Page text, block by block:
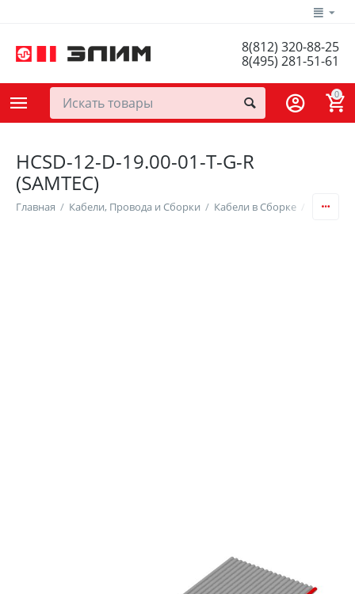
8(812) 320-88-25
8(495) 281-51-61
0
HCSD-12-D-19.00-01-T-G-R
(SAMTEC)
Главная / Кабели, Провода и Сборки / Кабели в Сборке /